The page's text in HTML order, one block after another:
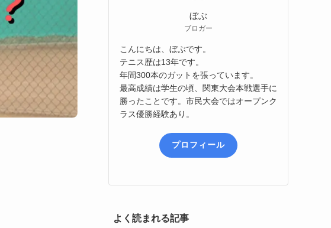
ぼぶ
ブロガー
こんにちは、ぼぶです。
テニス歴は13年です。
年間300本のガットを張っています。
最高成績は学生の頃、関東大会本戦選手に
勝ったことです。市民大会ではオープンク
ラス優勝経験あり。
プロフィール
よく読まれる記事